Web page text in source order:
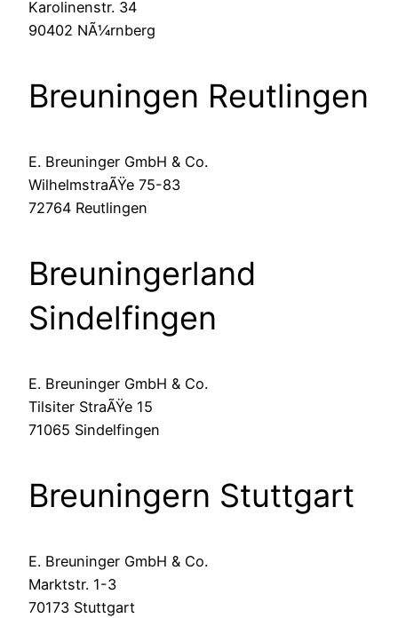
Karolinenstr. 34
90402 NÃ¼rnberg
Breuningen Reutlingen
E. Breuninger GmbH & Co.
WilhelmstraÃŸe 75-83
72764 Reutlingen
Breuningerland
Sindelfingen
E. Breuninger GmbH & Co.
Tilsiter StraÃŸe 15
71065 Sindelfingen
Breuningern Stuttgart
E. Breuninger GmbH & Co.
Marktstr. 1-3
70173 Stuttgart